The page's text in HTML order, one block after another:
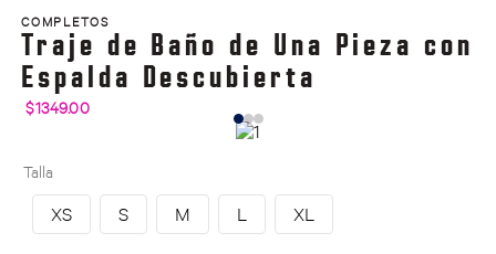
COMPLETOS
Traje de Baño de Una Pieza con
Espalda Descubierta
$1349.00
Talla
XS S M L XL